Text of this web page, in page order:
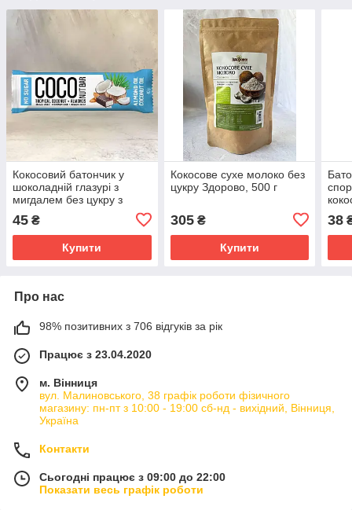
Кокосовий батончик у
шоколадній глазурі з
мигдалем без цукру з
перекус", 40 г
45 ₴
Купити
Кокосове сухе молоко без
цукру Здорово, 500 г
305₴
Купити
38
Про нас
98% позитивних з 706 відгуків за рік
Працює з 23.04.2020
м. Вінниця
вул. Малиновського, 38 графік роботи фізичного
магазину: пн-пт з 10:00 - 19:00 сб-нд - вихідний, Вінниця,
Україна
Контакти
Сьогодні працює з 09:00 до 22:00
Показати весь графік роботи